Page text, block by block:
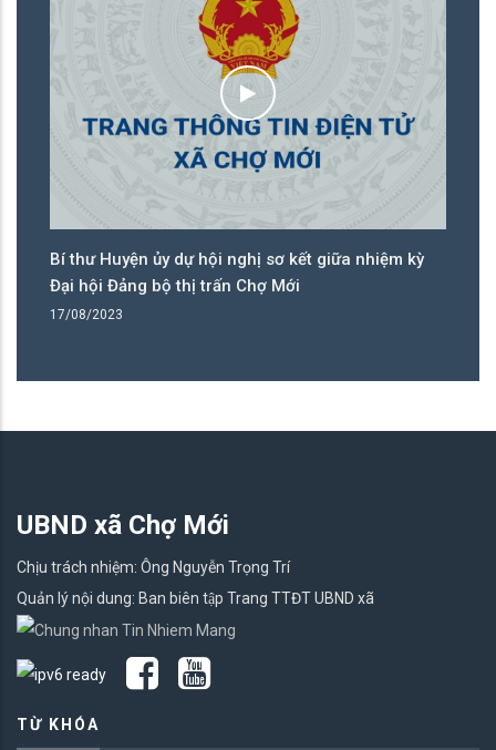
Bí thư Huyện ủy dự hội nghị sơ kết giữa nhiệm kỳ
Đại hội Đảng bộ thị trấn Chợ Mới
17/08/2023
UBND xã Chợ Mới
Chịu trách nhiệm: Ông Nguyễn Trọng Trí
Quản lý nội dung: Ban biên tập Trang TTĐT UBND xã
TỪ KHÓA